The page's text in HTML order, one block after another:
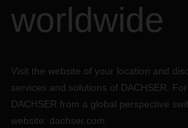
worldwide
Visit the website of your location and
services and solutions of DACHSER.
DACHSER from a global perspective
website: dachser.com